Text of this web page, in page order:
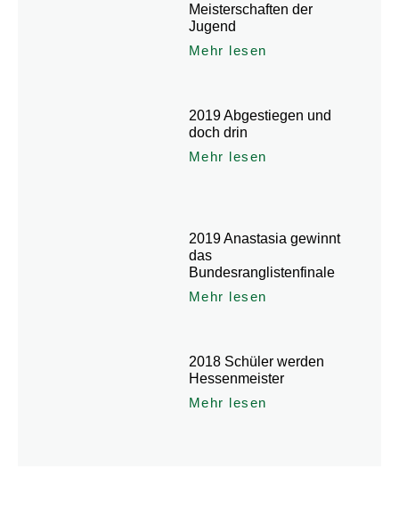
Meisterschaften der
Jugend
Mehr lesen
2019 Abgestiegen und
doch drin
Mehr lesen
2019 Anastasia gewinnt
das
Bundesranglistenfinale
Mehr lesen
2018 Schüler werden
Hessenmeister
Mehr lesen